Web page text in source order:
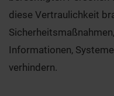
diese Vertraulichkeit
Informationen,
verhindern.